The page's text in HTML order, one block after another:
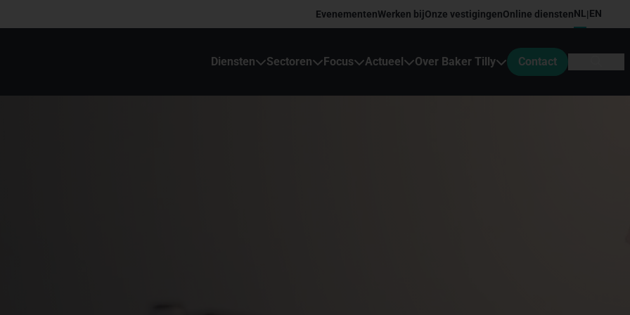
EvenementenWerken bijOnze vestigingenOnline dienstenNL|EN
Diensten Sectoren Focus Actueel Over Baker Tilly Contact